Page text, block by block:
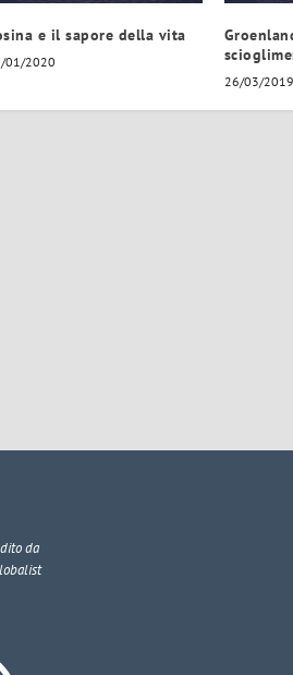
e il sapore della vita
01/2020
26/03/2019
da